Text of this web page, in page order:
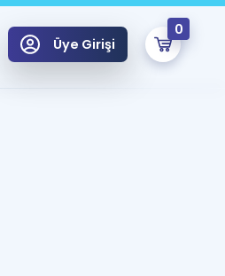
Üye Girişi
0